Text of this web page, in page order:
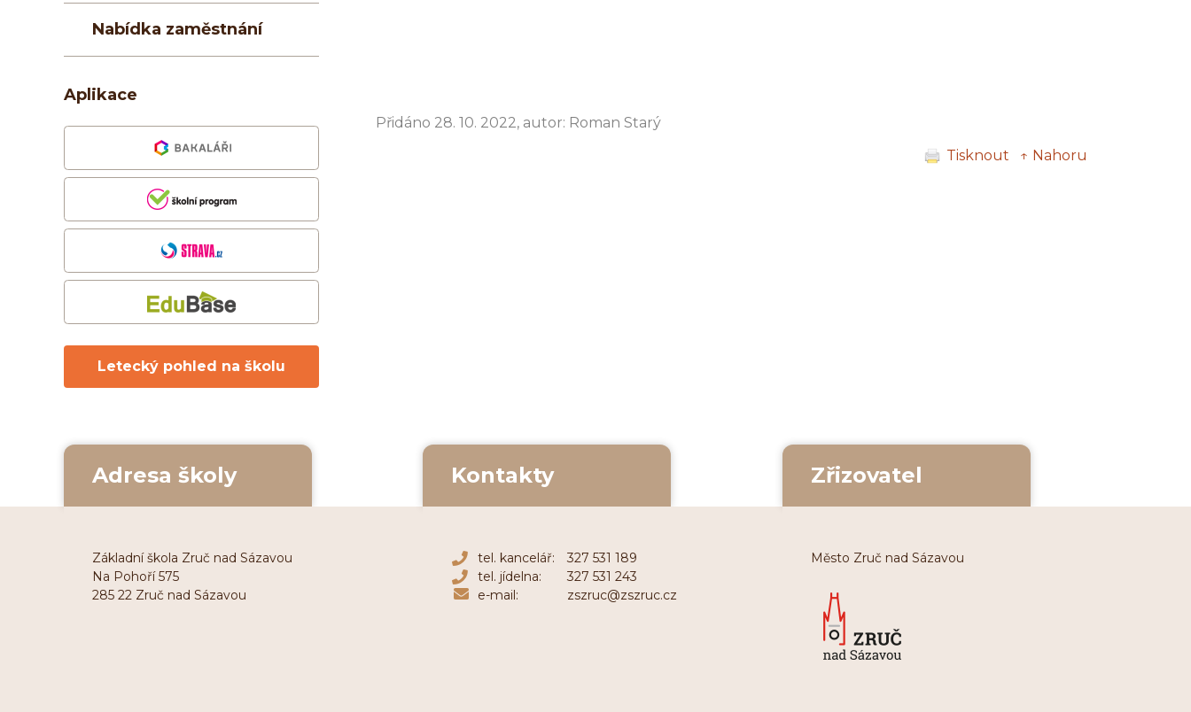
Přidáno 28. 10. 2022, autor: Roman Starý
Tisknout
↑ Nahoru
Nabídka zaměstnání
Aplikace
Letecký pohled na školu
Adresa školy
Základní škola Zruč nad Sázavou
Na Pohoří 575
285 22 Zruč nad Sázavou
Kontakty
tel. kancelář:
327 531 189
tel. jídelna:
327 531 243
e-mail:
zszruc@zszruc.cz
Zřizovatel
Město Zruč nad Sázavou